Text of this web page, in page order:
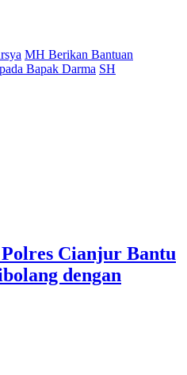
MH Berikan Bantuan
Bapak Darma SH
Cianjur Bantu
dengan